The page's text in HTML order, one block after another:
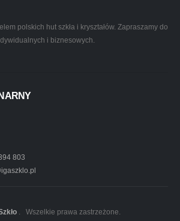
polskich hut szkła i kryształów. Zapraszamy do
i biznesowych.
803
. Wszelkie prawa zastrzeżone.